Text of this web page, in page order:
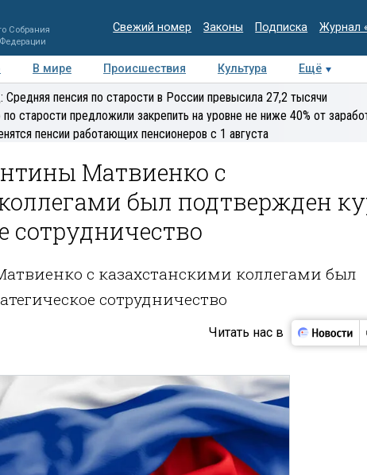
Собрания
Свежий номер Законы Подписка Журнал
В мире Происшествия Культура Ещё
Медиацентр Интервью Колумнисты
Средняя пенсия по старости в России превысила 27,2 тысячи
старости предложили закрепить на уровне не ниже 40% от
пенсии работающих пенсионеров с 1 августа
Матвиенко с
был подтвержден
сотрудничество
с казахстанскими коллегами был
сотрудничество
Читать нас в